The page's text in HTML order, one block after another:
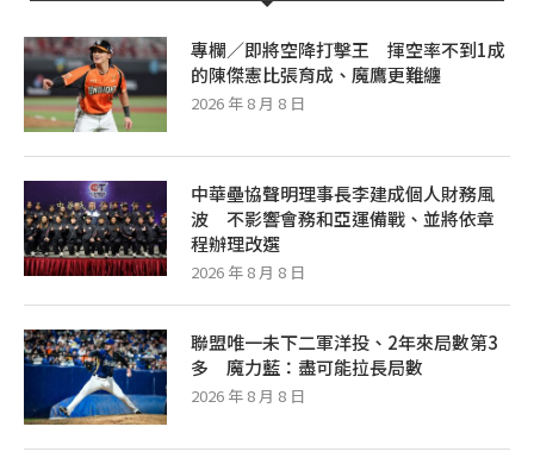
專欄／即將空降打擊王 揮空率不到1成
的陳傑憲比張育成、魔鷹更難纏
2026 年 8 月 8 日
中華壘協聲明理事長李建成個人財務風
波 不影響會務和亞運備戰、並將依章
程辦理改選
2026 年 8 月 8 日
聯盟唯一未下二軍洋投、2年來局數第3
多 魔力藍：盡可能拉長局數
2026 年 8 月 8 日